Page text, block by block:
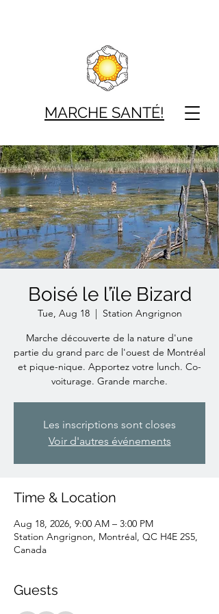
MARCHE SANTÉ!
Boisé le l’ïle Bizard
Tue, Aug 18
  |
Station Angrignon
Marche découverte de la nature d'une
partie du grand parc de l'ouest de Montréal
et pique-nique. Apportez votre lunch. Co-
voiturage. Grande marche.
Les inscriptions sont closes
Voir d'autres événements
Time & Location
Aug 18, 2026, 9:00 AM – 3:00 PM
Station Angrignon, Montréal, QC H4E 2S5,
Canada
Guests